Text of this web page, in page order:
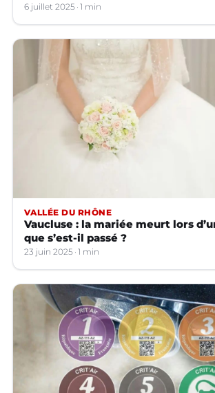
6 juillet 2025 1 min
VALLÉE DU RHÔNE
Vaucluse : la mariée meurt lors
que s’est-il passé ?
23 juin 2025 1 min